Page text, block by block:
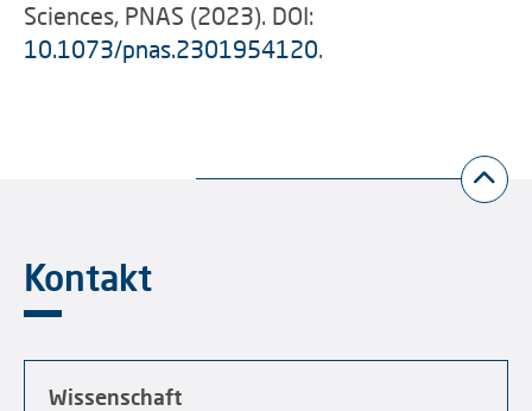
Sciences, PNAS (2023). DOI:
10.1073/pnas.2301954120.
Kontakt
Wissenschaft